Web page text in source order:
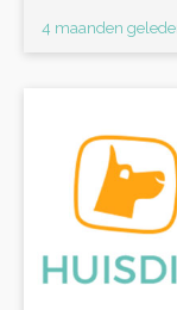
4 maanden